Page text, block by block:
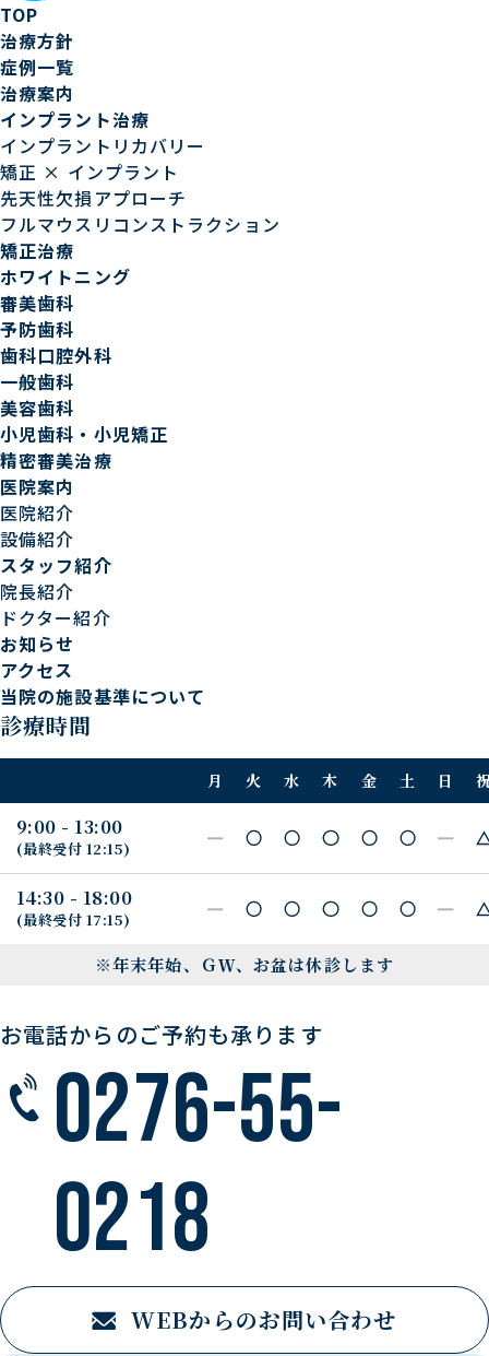
TOP
治療方針
症例一覧
治療案内
インプラント治療
インプラントリカバリー
矯正 × インプラント
先天性欠損アプローチ
フルマウスリコンストラクション
矯正治療
ホワイトニング
審美歯科
予防歯科
歯科口腔外科
一般歯科
美容歯科
小児歯科・小児矯正
精密審美治療
医院案内
医院紹介
設備紹介
スタッフ紹介
院長紹介
ドクター紹介
お知らせ
アクセス
当院の施設基準について
診療時間
月 火 水 木 金 土 日
9:00 - 13:00
(最終受付 12:15)
14:30 - 18:00
(最終受付 17:15)
※年末年始、ＧＷ、お盆は休診します
お電話からのご予約も承ります
0276-55-
0218
WEBからのお問い合わせ